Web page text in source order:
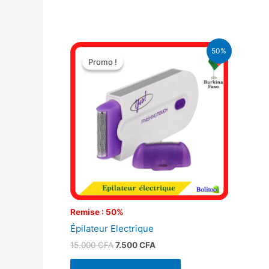
50%
Promo !
Remise : 50%
Promo !
Épilateur Electrique
15.000CFA
Le
prix
initial
15.000 CFA.
7.500CFA
Le
actuel
est :